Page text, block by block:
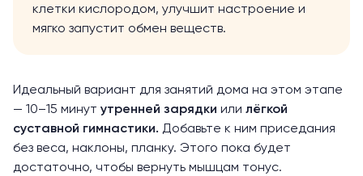
клетки кислородом, улучшит настроение и
мягко запустит обмен веществ.
Идеальный вариант для занятий дома на этом этапе
— 10–15 минут утренней зарядки или лёгкой
суставной гимнастики. Добавьте к ним приседания
без веса, наклоны, планку. Этого пока будет
достаточно, чтобы вернуть мышцам тонус.